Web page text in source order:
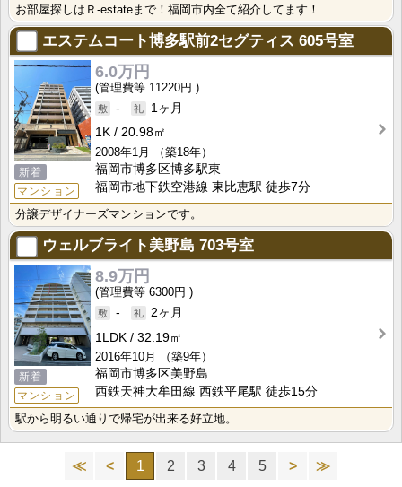
お部屋探しはＲ-estateまで！福岡市内全て紹介してます！
エステムコート博多駅前2セグティス 605号室
新着
マンション
6.0万円
11220円
-
1ヶ月
1K
20.98㎡
2008年1月
（築18年）
福岡市博多区博多駅東
福岡市地下鉄空港線 東比恵駅 徒歩7分
分譲デザイナーズマンションです。
ウェルブライト美野島 703号室
新着
マンション
8.9万円
6300円
-
2ヶ月
1LDK
32.19㎡
2016年10月
（築9年）
福岡市博多区美野島
西鉄天神大牟田線 西鉄平尾駅 徒歩15分
駅から明るい通りで帰宅が出来る好立地。
≪ < 1 2 3 4 5 > ≫